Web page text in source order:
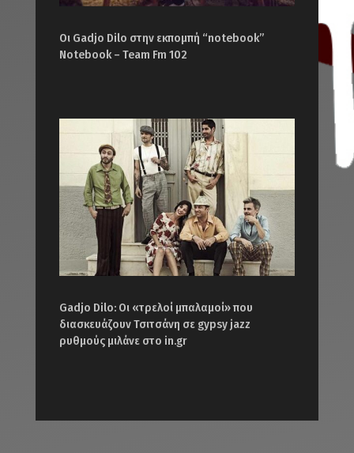
Οι Gadjo Dilo στην εκπομπή “notebook”
Notebook – Team Fm 102
Gadjo Dilo: Οι «τρελοί μπαλαμοί» που
διασκευάζουν Τσιτσάνη σε gypsy jazz
ρυθμούς μιλάνε στο in.gr